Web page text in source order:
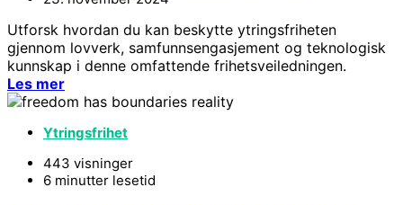
Utforsk hvordan du kan beskytte ytringsfriheten
gjennom lovverk, samfunnsengasjement og teknologisk
kunnskap i denne omfattende frihetsveiledningen.
Les mer
Ytringsfrihet
443 visninger
6 minutter lesetid